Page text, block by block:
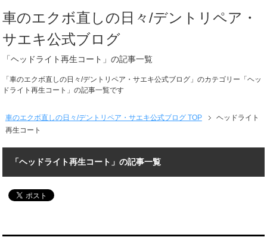
車のエクボ直しの日々/デントリペア・
サエキ公式ブログ
「ヘッドライト再生コート」の記事一覧
「車のエクボ直しの日々/デントリペア・サエキ公式ブログ」のカテゴリー「ヘッ
ドライト再生コート」の記事一覧です
車のエクボ直しの日々/デントリペア・サエキ公式ブログ TOP
ヘッドライト
再生コート
「ヘッドライト再生コート」の記事一覧